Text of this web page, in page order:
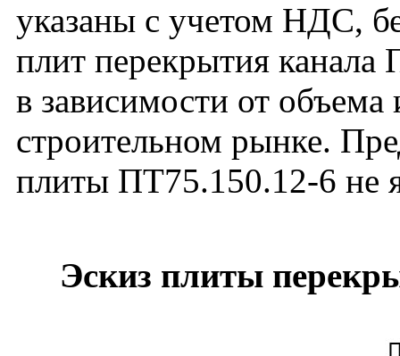
указаны с учетом НДС,
плит перекрытия
в зависимости от
строительном рынке.
плиты ПТ75.150.12-6 не
Эскиз плиты